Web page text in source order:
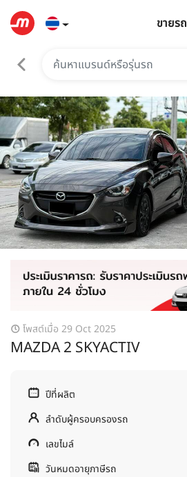
ขายรถ
โพสต์เมื่อ 29 Oct 2025
MAZDA 2 SKYACTIV
ปีที่ผลิต
ลำดับผู้ครอบครองรถ
เลขไมล์
วันหมดอายุภาษีรถ